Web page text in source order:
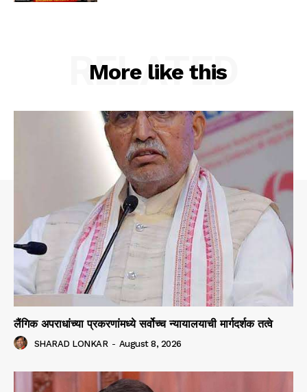
More like this
RELATED
लैंगिक अपराधांच्या प्रकरणांमध्ये सर्वोच्च न्यायालयाची मार्गदर्शक तत्वे
SHARAD LONKAR - August 8, 2026